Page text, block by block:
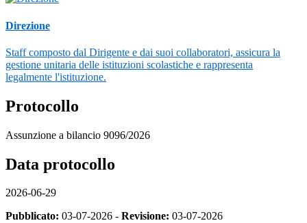
Direzione
Staff composto dal Dirigente e dai suoi collaboratori, assicura la
gestione unitaria delle istituzioni scolastiche e rappresenta
legalmente l'istituzione.
Protocollo
Assunzione a bilancio 9096/2026
Data protocollo
2026-06-29
Pubblicato: 03-07-2026 - Revisione: 03-07-2026